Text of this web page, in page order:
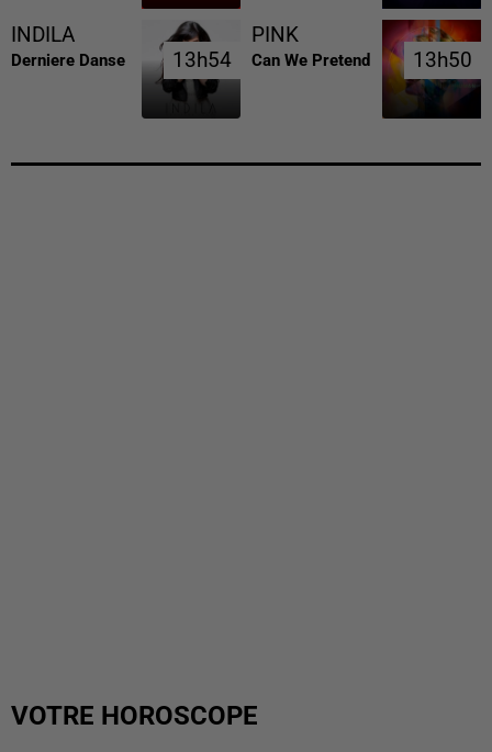
INDILA
Derniere Danse 13h54
13h54
PINK
Can We Pretend 13h50
13h50
VOTRE HOROSCOPE